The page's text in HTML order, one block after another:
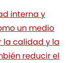
interna y
un medio
la calidad y la
reducir el